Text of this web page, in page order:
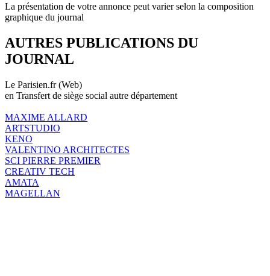
La présentation de votre annonce peut varier selon la composition
graphique du journal
AUTRES PUBLICATIONS DU
JOURNAL
Le Parisien.fr (Web)
en Transfert de siège social autre département
MAXIME ALLARD
ARTSTUDIO
KENO
VALENTINO ARCHITECTES
SCI PIERRE PREMIER
CREATIV TECH
AMATA
MAGELLAN